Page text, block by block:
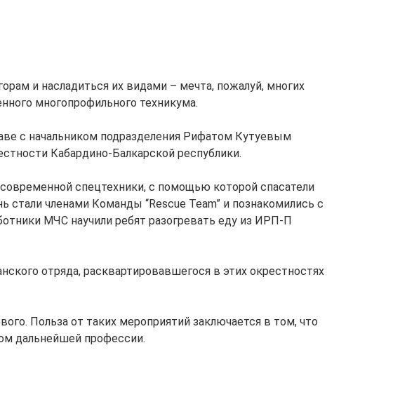
и насладиться их видами – мечта, пожалуй, многих
многопрофильного техникума.
с начальником подразделения Рифатом Кутуевым
Кабардино-Балкарской республики.
спецтехники, с помощью которой спасатели
членами Команды “Rescue Team” и познакомились с
МЧС научили ребят разогревать еду из ИРП-П
отряда, расквартировавшегося в этих окрестностях
Польза от таких мероприятий заключается в том, что
дальнейшей профессии.